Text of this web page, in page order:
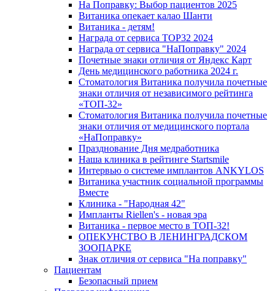
На Поправку: Выбор пациентов 2025
Витаника опекает калао Шанти
Витаника - детям!
Награда от сервиса TOP32 2024
Награда от сервиса "НаПоправку" 2024
Почетные знаки отличия от Яндекс Карт
День медицинского работника 2024 г.
Стоматология Витаника получила почетные
знаки отличия от независимого рейтинга
«ТОП-32»
Стоматология Витаника получила почетные
знаки отличия от медицинского портала
«НаПоправку»
Празднование Дня медработника
Наша клиника в рейтинге Startsmile
Интервью о системе имплантов ANKYLOS
Витаника участник социальной программы
Вместе
Клиника - "Народная 42"
Импланты Riellen's - новая эра
Витаника - первое место в ТОП-32!
ОПЕКУНСТВО В ЛЕНИНГРАДСКОМ
ЗООПАРКЕ
Знак отличия от сервиса "На поправку"
Пациентам
Безопасный прием